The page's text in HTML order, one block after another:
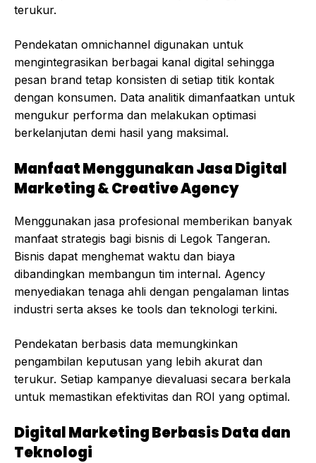
terukur.
Pendekatan omnichannel digunakan untuk
mengintegrasikan berbagai kanal digital sehingga
pesan brand tetap konsisten di setiap titik kontak
dengan konsumen. Data analitik dimanfaatkan untuk
mengukur performa dan melakukan optimasi
berkelanjutan demi hasil yang maksimal.
Manfaat Menggunakan Jasa Digital
Marketing & Creative Agency
Menggunakan jasa profesional memberikan banyak
manfaat strategis bagi bisnis di Legok Tangeran.
Bisnis dapat menghemat waktu dan biaya
dibandingkan membangun tim internal. Agency
menyediakan tenaga ahli dengan pengalaman lintas
industri serta akses ke tools dan teknologi terkini.
Pendekatan berbasis data memungkinkan
pengambilan keputusan yang lebih akurat dan
terukur. Setiap kampanye dievaluasi secara berkala
untuk memastikan efektivitas dan ROI yang optimal.
Digital Marketing Berbasis Data dan
Teknologi